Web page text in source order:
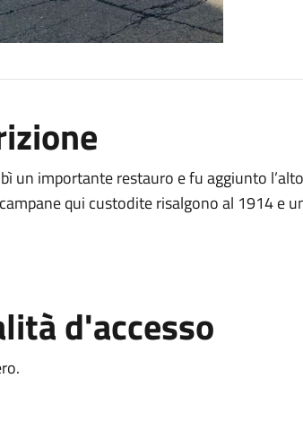
un importante restauro e fu aggiunto
qui custodite risalgono al 1914 e
d'accesso